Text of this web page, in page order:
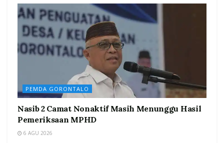
PEMDA GORONTALO
Nasib 2 Camat Nonaktif Masih Menunggu Hasil
Pemeriksaan MPHD
6 AGU 2026